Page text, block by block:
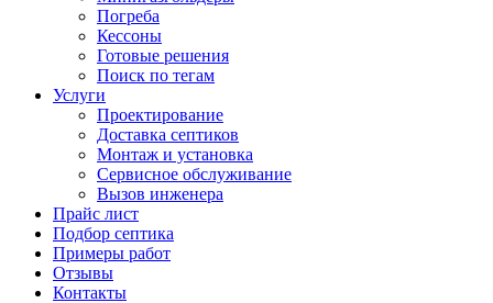
Погреба
Кессоны
Готовые решения
Поиск по тегам
Услуги
Проектирование
Доставка септиков
Монтаж и установка
Сервисное обслуживание
Вызов инженера
Прайс лист
Подбор септика
Примеры работ
Отзывы
Контакты